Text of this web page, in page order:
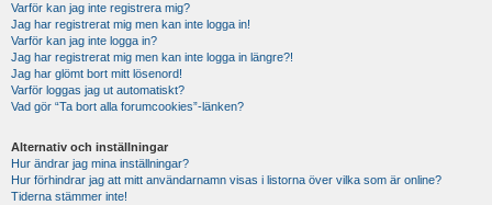
Varför kan jag inte registrera mig?
Jag har registrerat mig men kan inte logga in!
Varför kan jag inte logga in?
Jag har registrerat mig men kan inte logga in längre?!
Jag har glömt bort mitt lösenord!
Varför loggas jag ut automatiskt?
Vad gör “Ta bort alla forumcookies”-länken?
Alternativ och inställningar
Hur ändrar jag mina inställningar?
Hur förhindrar jag att mitt användarnamn visas i listorna över vilka som är online?
Tiderna stämmer inte!